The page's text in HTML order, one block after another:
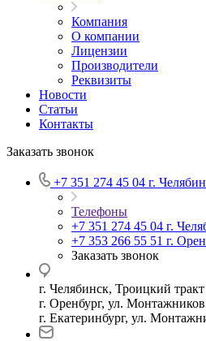
Компания
О компании
Лицензии
Производители
Реквизиты
Новости
Статьи
Контакты
Заказать звонок
+7 351 274 45 04 г.
Телефоны
+7 351 274 45 04 г.
+7 353 266 55 51 г.
Заказать звонок
г. Челябинск, Троицкий
г. Оренбург, ул.
г. Екатеринбург, ул.